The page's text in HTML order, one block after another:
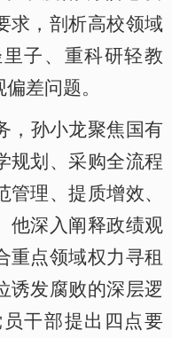
求，剖析高校领域
子、重科研轻教
差问题。
，孙小龙聚焦国有
规划、采购全流程
理、提质增效、
他深入阐释政绩观
重点领域权力寻租
诱发腐败的深层逻
干部提出四点要